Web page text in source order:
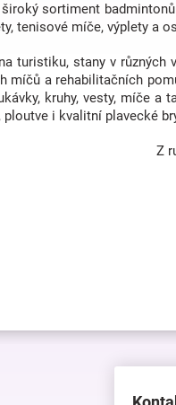
sortiment
tenisové míče, výplety a
turistiku, stany v
míčů a rehabilitačních
kruhy, vesty, míče a
i kvalitní plavecké
Z